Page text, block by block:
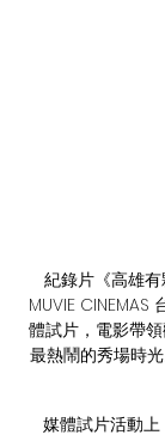
紀錄片《高雄有
MUVIE CINEMAS
體試片，電影帶
最熱鬧的秀場時